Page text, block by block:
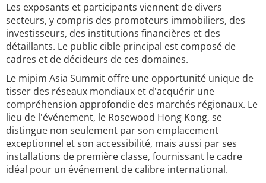
Les exposants et participants viennent de divers
secteurs, y compris des promoteurs immobiliers, des
investisseurs, des institutions financières et des
détaillants. Le public cible principal est composé de
cadres et de décideurs de ces domaines.
Le mipim Asia Summit offre une opportunité unique de
tisser des réseaux mondiaux et d'acquérir une
compréhension approfondie des marchés régionaux. Le
lieu de l'événement, le Rosewood Hong Kong, se
distingue non seulement par son emplacement
exceptionnel et son accessibilité, mais aussi par ses
installations de première classe, fournissant le cadre
idéal pour un événement de calibre international.